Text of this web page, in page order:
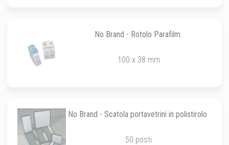
No Brand - Rotolo Parafilm
100 x 38 mm
No Brand - Scatola portavetrini in polistirolo
50 posti